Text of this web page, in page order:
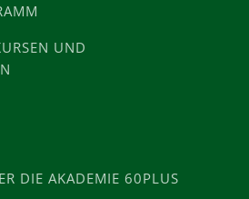
UND
DIE AKADEMIE 60PLUS